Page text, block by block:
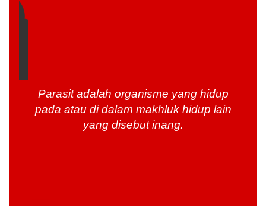
Parasit adalah organisme yang hidup
pada atau di dalam makhluk hidup lain
yang disebut inang.